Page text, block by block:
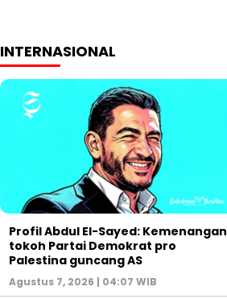
INTERNASIONAL
Profil Abdul El-Sayed: Kemenangan
tokoh Partai Demokrat pro
Palestina guncang AS
Agustus 7, 2026 | 04:07 WIB